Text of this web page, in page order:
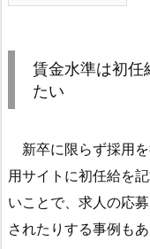
1.
水
準
初
任
中
賃金水準は初任
たい
新卒に限らず採用
用サイトに初任給を
いことで、求人の応
されたりする事例もあ